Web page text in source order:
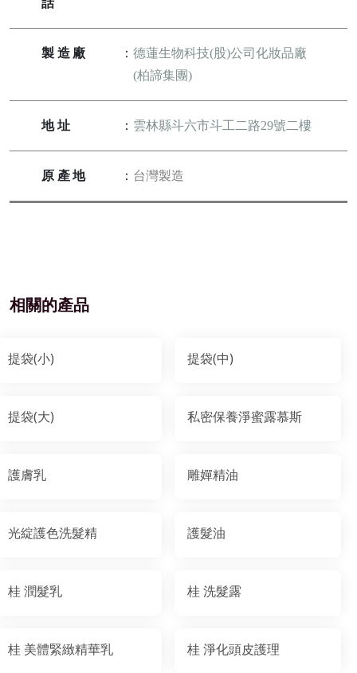
話
製造廠 ：德蓮生物科技(股)公司化妝品廠
(柏諦集團)
地址 ： 雲林縣斗六市斗工二路29號二樓
原產地 ： 台灣製造
相關的產品
提袋(小) 提袋(中)
提袋(大) 私密保養淨蜜露慕斯
護膚乳 雕嬋精油
光綻護色洗髮精 護髮油
桂 潤髮乳 桂 洗髮露
桂 美體緊緻精華乳 桂 淨化頭皮護理